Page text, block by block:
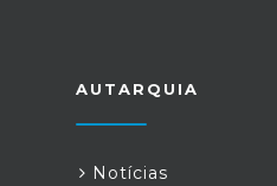
AUTARQUIA
Notícias